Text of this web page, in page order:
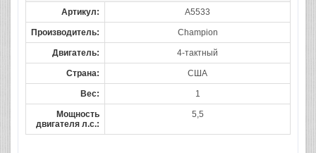
Артикул: A5533
Производитель: Champion
Двигатель: 4-тактный
Страна: США
Вес: 1
Мощность
двигателя л.с.:
5,5